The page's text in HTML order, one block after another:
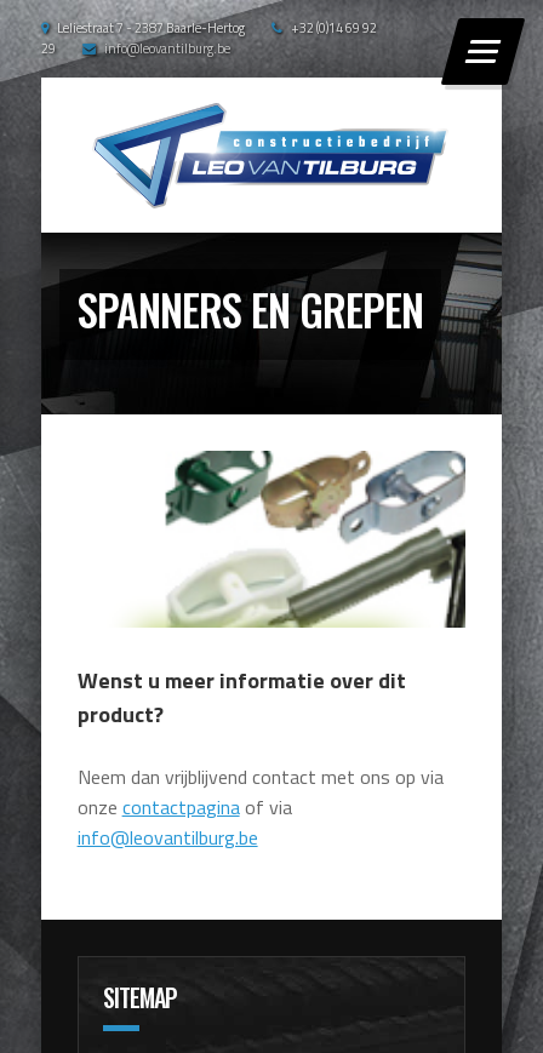
Leliestraat 7 - 2387 Baarle-Hertog
+32 (0)14 69 92
29
info@leovantilburg.be
SPANNERS EN GREPEN
Wenst u meer informatie over dit
product?
Neem dan vrijblijvend contact met ons op via
onze contactpaginaof via
info@leovantilburg.be
SITEMAP